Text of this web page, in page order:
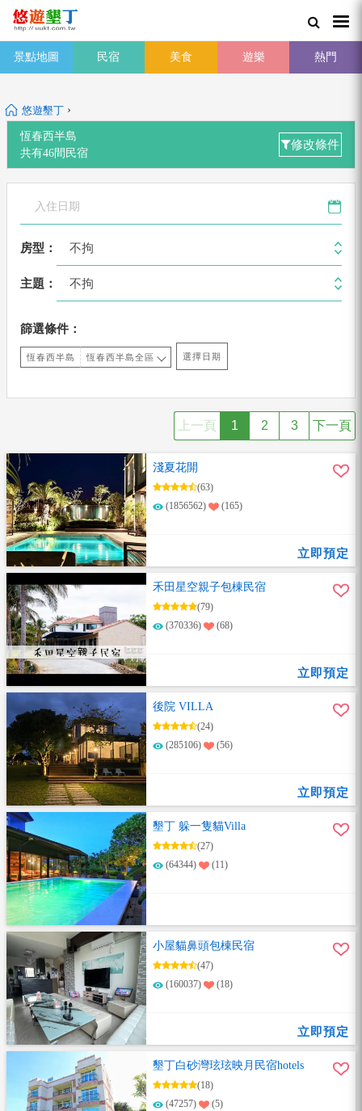
景點地圖 民宿 美食 遊樂 熱門
悠遊墾丁 ›
恆春西半島
共有46間 民宿
修改條件
房型： 不拘
主題： 不拘
篩選條件：
恆春西半島 恆春西半島全區 選擇日期
上一頁 1 2 3 下一頁
淺夏花開
(63)
(1856562)
(165)
立即預定
禾田星空親子包棟民宿
(79)
(370336)
(68)
立即預定
後院 VILLA
(24)
(285106)
(56)
立即預定
墾丁 躲一隻貓Villa
(27)
(64344)
(11)
小屋貓鼻頭包棟民宿
(47)
(160037)
(18)
立即預定
墾丁白砂灣玹玹映月民宿hotels
(18)
(47257)
(5)